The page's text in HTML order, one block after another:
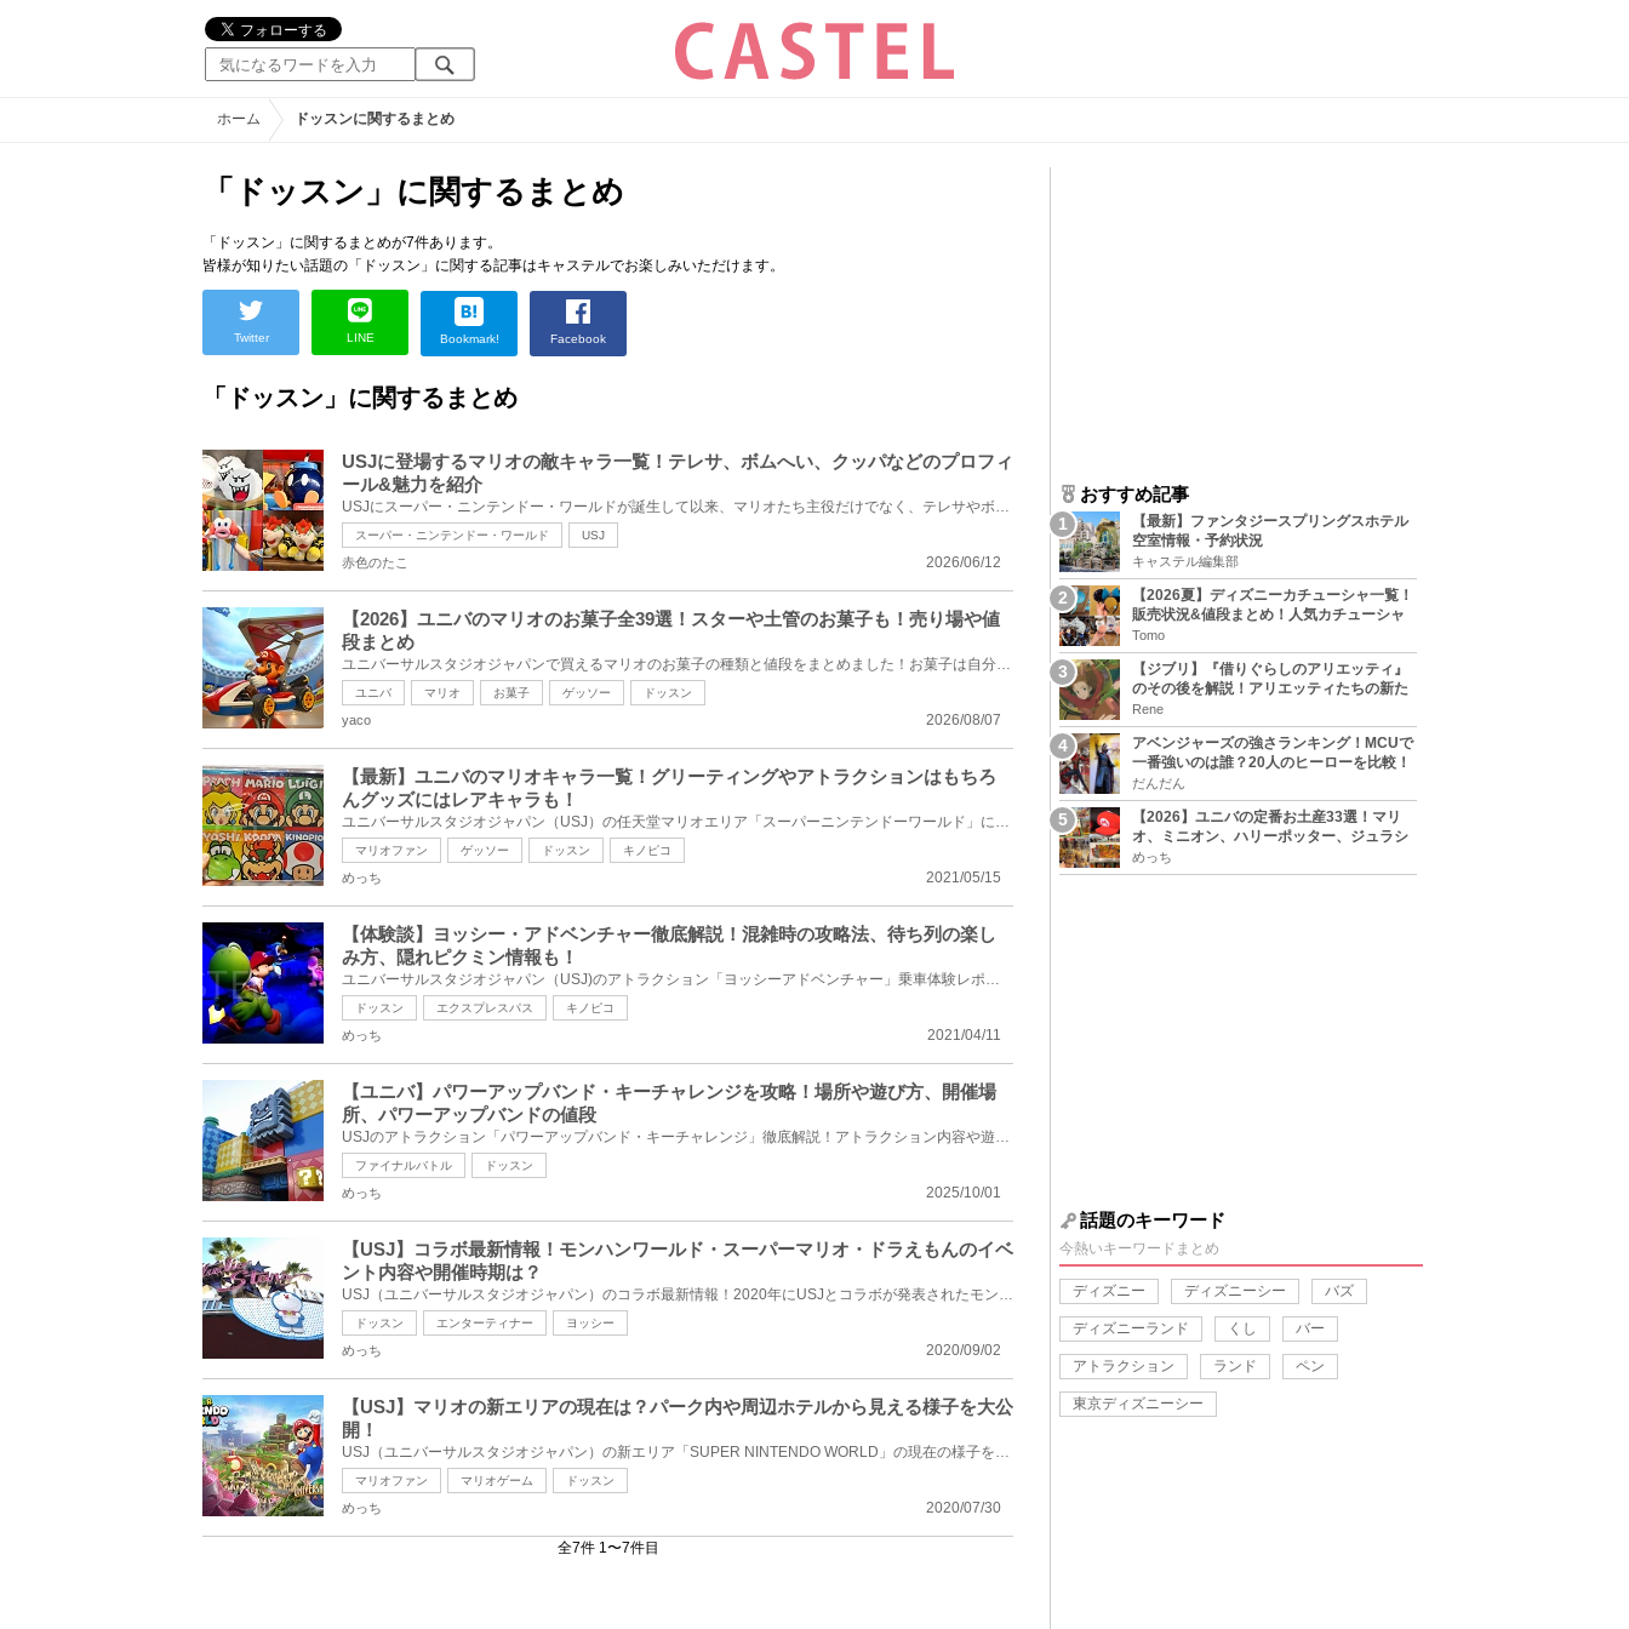
ホーム ドッスンに関するまとめ
「ドッスン」に関するまとめ
「ドッスン」に関するまとめが7件あります。
皆様が知りたい話題の「ドッスン」に関する記事はキャステルでお楽しみいただけます。
Twitter LINE Bookmark! Facebook
「ドッスン」に関するまとめ
USJに登場するマリオの敵キャラ一覧！テレサ、ボムへい、クッパなどのプロフィ
ール&魅力を紹介
USJにスーパー・ニンテンドー・ワールドが誕生して以来、マリオたち主役だけでなく、テレサやボムへいと...
スーパー・ニンテンドー・ワールド USJ
2026/06/12
赤色のたこ
【2026】ユニバのマリオのお菓子全39選！スターや土管のお菓子も！売り場や値
段まとめ
ユニバーサルスタジオジャパンで買えるマリオのお菓子の種類と値段をまとめました！お菓子は自分用にお...
ユニバ マリオ お菓子 ゲッソー ドッスン
2026/08/07
yaco
【最新】ユニバのマリオキャラ一覧！グリーティングやアトラクションはもちろ
んグッズにはレアキャラも！
ユニバーサルスタジオジャパン（USJ）の任天堂マリオエリア「スーパーニンテンドーワールド」にいる・グ...
マリオファン ゲッソー ドッスン キノピコ
2021/05/15
めっち
【体験談】ヨッシー・アドベンチャー徹底解説！混雑時の攻略法、待ち列の楽し
み方、隠れピクミン情報も！
ユニバーサルスタジオジャパン（USJ)のアトラクション「ヨッシーアドベンチャー」乗車体験レポ！待ち時...
ドッスン エクスプレスパス キノピコ
2021/04/11
めっち
【ユニバ】パワーアップバンド・キーチャレンジを攻略！場所や遊び方、開催場
所、パワーアップバンドの値段
USJのアトラクション「パワーアップバンド・キーチャレンジ」徹底解説！アトラクション内容や遊び方、ア...
ファイナルバトル ドッスン
2025/10/01
めっち
【USJ】コラボ最新情報！モンハンワールド・スーパーマリオ・ドラえもんのイベ
ント内容や開催時期は？
USJ（ユニバーサルスタジオジャパン）のコラボ最新情報！2020年にUSJとコラボが発表されたモンハンワー...
ドッスン エンターティナー ヨッシー
2020/09/02
めっち
【USJ】マリオの新エリアの現在は？パーク内や周辺ホテルから見える様子を大公
開！
USJ（ユニバーサルスタジオジャパン）の新エリア「SUPER NINTENDO WORLD」の現在の様子をまとめました。...
マリオファン マリオゲーム ドッスン
2020/07/30
めっち
全7件 1〜7件目
おすすめ記事
【最新】ファンタジースプリングスホテル
空室情報・予約状況
キャステル編集部
【2026夏】ディズニーカチューシャ一覧！
販売状況&値段まとめ！人気カチューシャ
をチェック
Tomo
【ジブリ】『借りぐらしのアリエッティ』
のその後を解説！アリエッティたちの新た
な住処は？翔の病気は治る？
Rene
アベンジャーズの強さランキング！MCUで
一番強いのは誰？20人のヒーローを比較！
だんだん
【2026】ユニバの定番お土産33選！マリ
オ、ミニオン、ハリーポッター、ジュラシ
ックパーク、セサミ、SINGなどのグッズ情
報
めっち
話題のキーワード
今熱いキーワードまとめ
ディズニー ディズニーシー バズ
ディズニーランド くし バー
アトラクション ランド ペン
東京ディズニーシー